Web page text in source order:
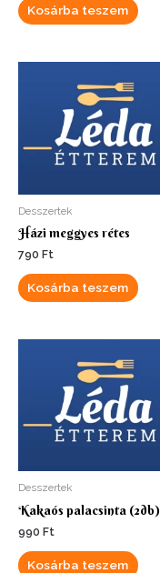
Kosárba teszem
Desszertek
Házi meggyes rétes
790 Ft
Kosárba teszem
Desszertek
Kakaós palacsinta (2db)
990 Ft
Kosárba teszem